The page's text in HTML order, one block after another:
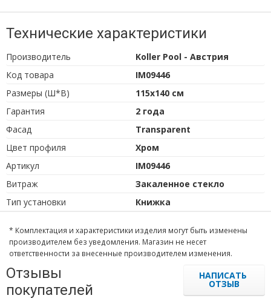
Технические характеристики
Производитель
Koller Pool - Австрия
Код товара
IM09446
Размеры (Ш*В)
115х140 см
Гарантия
2 года
Фасад
Transparent
Цвет профиля
Хром
Артикул
IM09446
Витраж
Закаленное стекло
Тип установки
Книжка
* Комплектация и характеристики изделия могут быть изменены
производителем без уведомления. Магазин не несет
ответственности за внесенные производителем изменения.
Отзывы
покупателей
НАПИСАТЬ
ОТЗЫВ